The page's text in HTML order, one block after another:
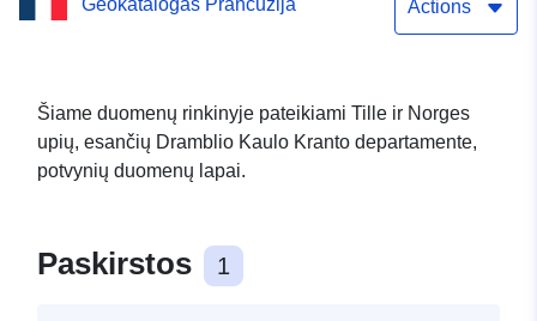
Kaulo d’Or duomenysActions
Šiame duomenų rinkinyje pateikiami Tille ir Norges
upių, esančių Dramblio Kaulo Kranto departamente,
potvynių duomenų lapai.
Paskirstos 1